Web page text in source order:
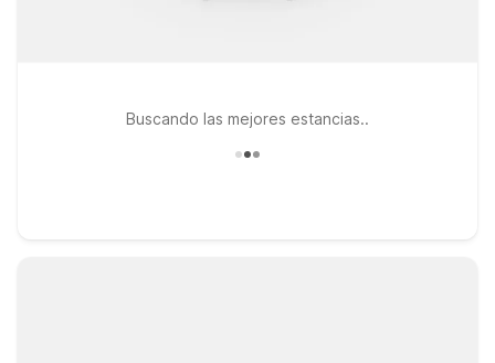
Buscando las mejores estancias..